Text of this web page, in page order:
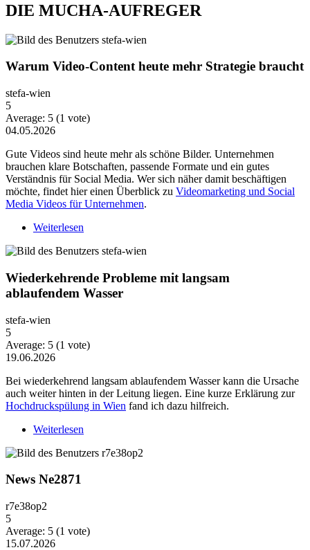
DIE MUCHA-AUFREGER
Warum Video-Content heute mehr Strategie braucht
stefa-wien
5
Average: 5 (1 vote)
04.05.2026
Gute Videos sind heute mehr als schöne Bilder. Unternehmen
brauchen klare Botschaften, passende Formate und ein gutes
Verständnis für Social Media. Wer sich näher damit beschäftigen
möchte, findet hier einen Überblick zu Videomarketing und Social
Media Videos für Unternehmen.
Weiterlesen
Wiederkehrende Probleme mit langsam
ablaufendem Wasser
stefa-wien
5
Average: 5 (1 vote)
19.06.2026
Bei wiederkehrend langsam ablaufendem Wasser kann die Ursache
auch weiter hinten in der Leitung liegen. Eine kurze Erklärung zur
Hochdruckspülung in Wien fand ich dazu hilfreich.
Weiterlesen
News Ne2871
r7e38op2
5
Average: 5 (1 vote)
15.07.2026